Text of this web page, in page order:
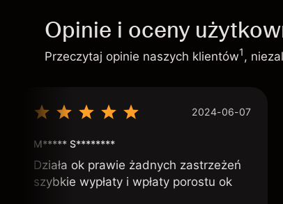
Opinie i oceny
Przeczytaj opinie naszych klientów1,
2024-06-07
M***** S********
Działa ok prawie żadnych zastrzeżeń
szybkie wypłaty i wpłaty porostu ok